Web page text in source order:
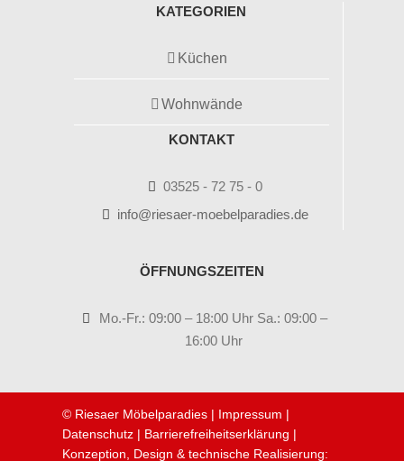
KATEGORIEN
Küchen
Wohnwände
KONTAKT
03525 - 72 75 - 0
info@riesaer-moebelparadies.de
ÖFFNUNGSZEITEN
Mo.-Fr.: 09:00 – 18:00 Uhr Sa.: 09:00 –
16:00 Uhr
© Riesaer Möbelparadies | Impressum |
Datenschutz| Barrierefreiheitserklärung |
Konzeption, Design & technische Realisierung: